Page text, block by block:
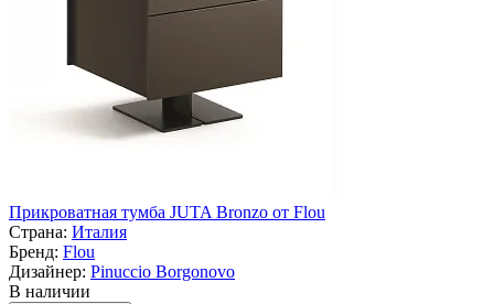
Прикроватная тумба JUTA Bronzo от Flou
Страна: Италия
Бренд: Flou
Дизайнер: Pinuccio Borgonovo
В наличии